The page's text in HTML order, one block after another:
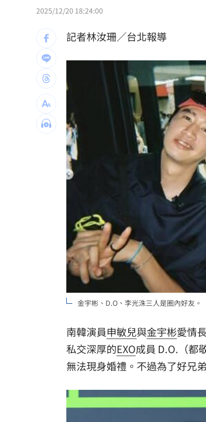
羅志祥談偶像飯撒互動 認了：開心
台灣地震97％是這2種 氣象署認證破
曾經歷合約糾紛 THE BOYZ確定9
新／大雷雨開轟「2縣市」 示警
蛋量慘掉2成！專家曝恐缺到「這
3歲童吃火鍋打翻燙傷！母告負責
宣傳單用中共國徽 住宅處致歉：
Meta推AI編碼代理！「1策略」對
台灣彩券開獎直播中 20:31
LIVE三立+24小時直播 15:27
三立iNEWS新聞台線上直播 18:00
市場到酒場料理！可果美蕃茄醬創
父親節送會拉筋的按摩椅
油品食安事件引關注 挑選保健食品
罕病博士彭士齊 輪椅上的生命覺醒
2025/12/20 18:24:00
記者林汝珊／台北報導
金宇彬、D.O、李光洙三人是圈內好友。
南韓演員申敏兒與金宇彬愛情
私交深厚的EXO成員 D.O.（都
無法現身婚禮。不過為了好兄